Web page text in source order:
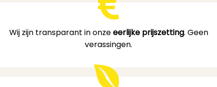
Wij zijn transparant in onzeeerlijke prijszetting. Geen
verassingen.